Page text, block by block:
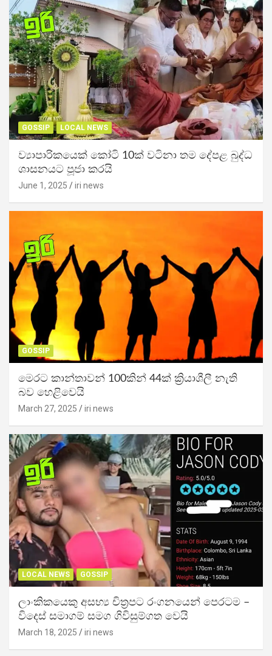
GOSSIP LOCAL NEWS
ව්‍යාපාරිකයෙක් කෝටි 10ක් වටිනා තම දේපළ බුද්ධ
ශාසනයට පූජා කරයි
June 1, 2025 iri news
GOSSIP
මෙරට කාන්තාවන් 100කින් 44ක් ක්‍රියාශීලී නැති
බව හෙළිවෙයි
March 27, 2025 iri news
LOCAL NEWS GOSSIP
ලාංකිකයෙකු අසභ්‍ය චිත්‍රපට රංගනයෙන් පෙරටම –
විදෙස් සමාගම් සමග ගිවිසුම්ගත වෙයි
March 18, 2025 iri news